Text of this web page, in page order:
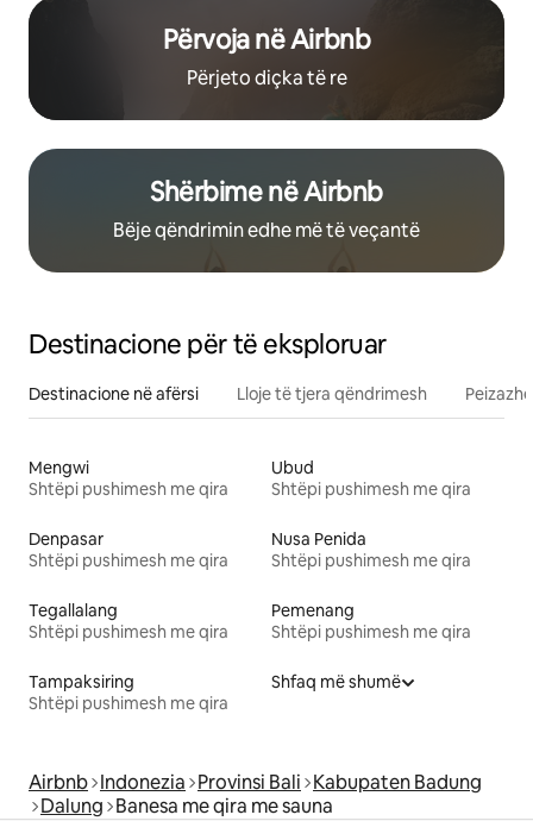
Përvoja në Airbnb
Përjeto diçka të re
Shërbime në Airbnb
Bëje qëndrimin edhe më të veçantë
Destinacione për të eksploruar
Destinacione në afërsi Lloje të tjera qëndrimesh
Mengwi
Shtëpi pushimesh me qira
Ubud
Shtëpi pushimesh me qira
Denpasar
Shtëpi pushimesh me qira
Nusa Penida
Shtëpi pushimesh me qira
Tegallalang
Shtëpi pushimesh me qira
Pemenang
Shtëpi pushimesh me qira
Tampaksiring
Shtëpi pushimesh me qira
Shfaq më shumë
Airbnb Indonezia Provinsi Bali Kabupaten Badung
Dalung Banesa me qira me sauna